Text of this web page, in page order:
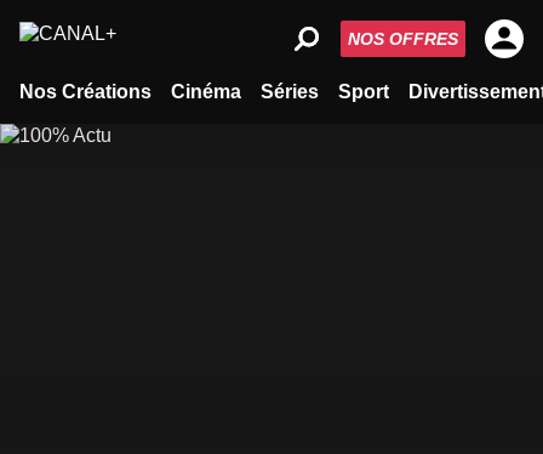
Nos Créations Cinéma Séries Sport
NOS OFFRES